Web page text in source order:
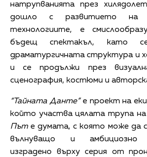
натрупванията през
дошло с развитието на
технологиите, е
бъдещ спектакъл, като
драматургичната структура и
и се продължи през
сценография, костюми и
“Тайната Данте”е проект на
който участва цялата трупа на
Пъте думата, с която може да
вълнуващо и амбициозно
изградено върху серия от